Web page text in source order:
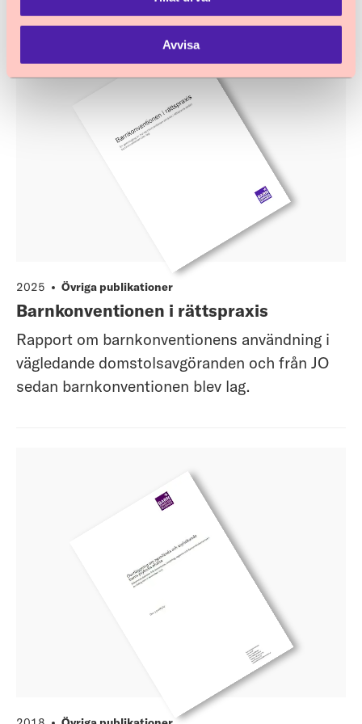
Avvisa
2025 Övriga publikationer
Barnkonventionen i rättspraxis
Rapport om barnkonventionens användning i
vägledande domstolsavgöranden och från JO
sedan barnkonventionen blev lag.